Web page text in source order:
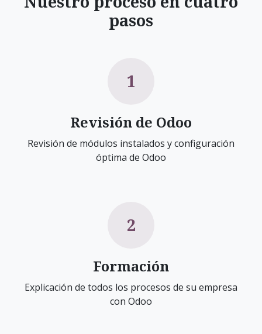
pasos
1
Revisión de Odoo
Revisión de módulos instalados y configuración
óptima de Odoo
2
Formación
Explicación de todos los procesos de su empresa
con Odoo